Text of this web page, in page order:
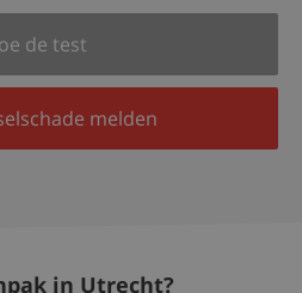
de test
melden
in Utrecht?